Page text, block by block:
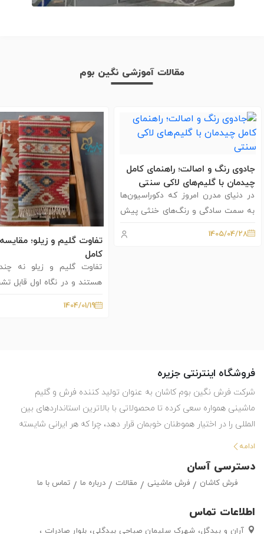
مقالات آموزشی نگین بوم
جادوی رنگ و اصالت؛ راهنمای کامل
چیدمان با گلیم‌های لاکی سنتی
در دنیای مدرن امروز که دکوراسیون‌ها
به سمت سادگی و رنگ‌های خنثی پیش
گرم و زنده مانند گلیم لاکی، می‌تواند روح
1405/04/28
تفاوت گلیم و زیلو؛
کامل
تفاوت گلیم و زیلو نه
هستند و در نگاه اول قابل
1404/01/19
فروشگاه اینترنتی جزیره
شرکت فرش نگین بوم کاشان به عنوان تولید کننده فرش و گلیم
ماشینی همواره سعی کرده تا محصولاتی با بالاترین استانداردهای بین
المللی را در اختیار هموطنان خوبمان قرار دهد، چرا که هر ایرانی شایسته
استفاده از بهترین هاست. این شرکت با تولید انواع فرش ماشینی و گلیم
مشتریان خود قرار داده تا بتوانند متناسب با سلیقه خود ، فرش ماشینی
و گلیم مورد علاقه خود را به راحتی انتتخاب کرده و خریداری کنند.
ادامه
اطلاعات تماس
آران و بیدگل، شهرک سلیمان صباحی بیدگلی، بلوار صادرات ،
دسترسی آسان
فرش کاشان فرش ماشینی مقالات درباره ما تماس با ما